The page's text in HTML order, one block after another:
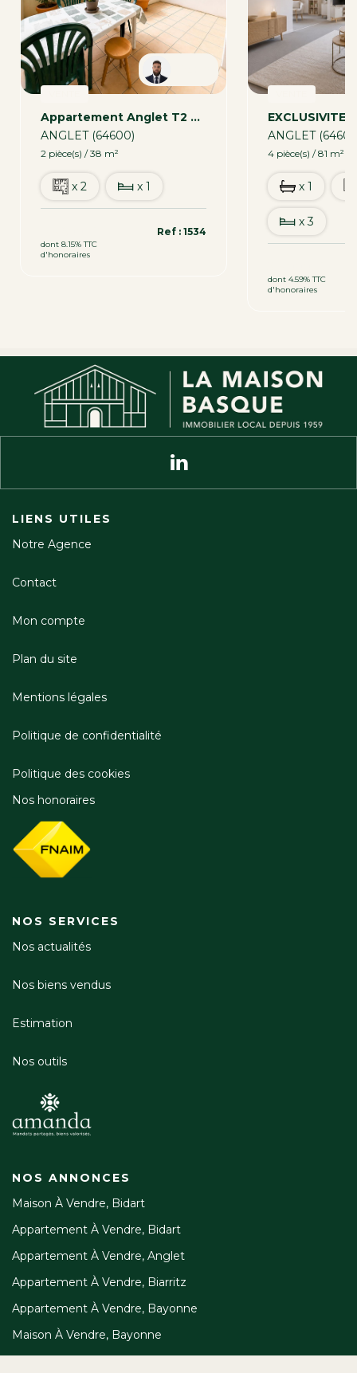
Appartement Anglet T2 Plus Parking 38 M2
ANGLET (64600)
2 pièce(s) / 38 m²
x 2 x 1
dont 8.15% TTC
d'honoraires
Ref : 1534
ANGLET
4 pièce(s) / 81 m²
x 1
x 3
dont 4.59% TTC
d'honoraires
LIENS UTILES
Notre Agence
Contact
Mon compte
Plan du site
Mentions légales
Politique de confidentialité
Politique des cookies
Nos honoraires
NOS SERVICES
Nos actualités
Nos biens vendus
Estimation
Nos outils
NOS ANNONCES
Maison À Vendre, Bidart
Appartement À Vendre, Bidart
Appartement À Vendre, Anglet
Appartement À Vendre, Biarritz
Appartement À Vendre, Bayonne
Maison À Vendre, Bayonne